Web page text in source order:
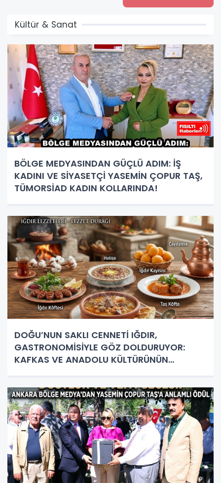
Kültür & Sanat
BÖLGE MEDYASINDAN GÜÇLÜ ADIM: İŞ
KADINI VE SİYASETÇİ YASEMİN ÇOPUR TAŞ,
TÜMORSİAD KADIN KOLLARINDA!
DOĞU’NUN SAKLI CENNETİ IĞDIR,
GASTRONOMİSİYLE GÖZ DOLDURUYOR:
KAFKAS VE ANADOLU KÜLTÜRÜNÜN